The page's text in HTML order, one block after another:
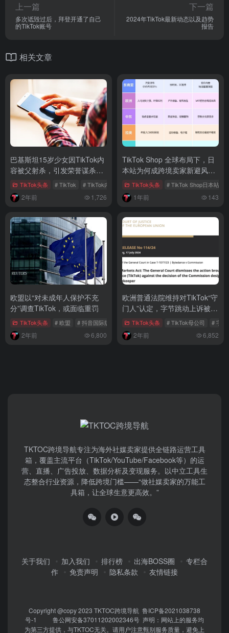
上一篇
多次诋毁过后，拜登开通了自己
的TikTok账号
下一篇
2024年TikTok最新动态以及趋势
报告
相关文章
巴基斯坦15岁少女因TikTok内
容被父射杀，引发荣誉谋杀质
疑 TikTok头条 # TikTok # TikTok内容
2年前 1,726
TikTok Shop 全球布局下，日
本站为何成跨境卖家新避风
港？TikTok头条 # TikTok Shop日本站
1年前 143
欧盟以“对未成年人保护不充
分”调查TikTok，或面临重罚
TikTok头条 # 欧盟 # 抖音国际版 # 兔子洞效应
2年前 6,800
欧洲普通法院维持对TikTok“守
门人”认定，字节跳动上诉被驳
回 TikTok头条 # TikTok母公司 # 字节
2年前 6,852
TKTOC跨境导航​专注为海外社媒卖家提供全链路运营工具
箱，覆盖主流平台（TikTok/YouTube/Facebook等）​的运
营、直播、广告投放、数据分析及变现服务。以中立工具生
态整合行业资源，降低跨境门槛——“做社媒卖家的万能工
具箱，让全球生意更高效。”
关于我们 加入我们 排行榜 出海BOSS圈
专栏合
作
免责声明 隐私条款 友情链接
Copyright @copy 2023 TKTOC跨境导航 鲁ICP备2021038738
号-1
鲁公网安备37011202002346号 声明：网站上的服务均
为第三方提供，与TKTOC无关。请用户注意甄别服务质量，避免上